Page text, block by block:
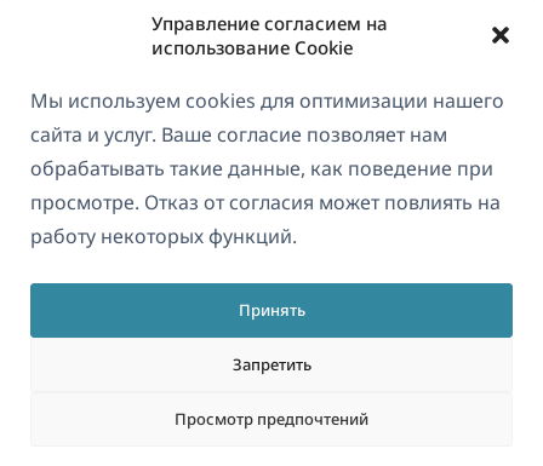
Управление согласием на
использование Cookie
Мы используем cookies для оптимизации нашего
сайта и услуг. Ваше согласие позволяет нам
обрабатывать такие данные, как поведение при
просмотре. Отказ от согласия может повлиять на
работу некоторых функций.
Принять
Запретить
Просмотр предпочтений
Русский
О WPML
GDPR и политика конфиденциальности
Присоединяйтесь к нашей команде
(открывается
в
новом
окне)
в
новом
окне)
в
окне)